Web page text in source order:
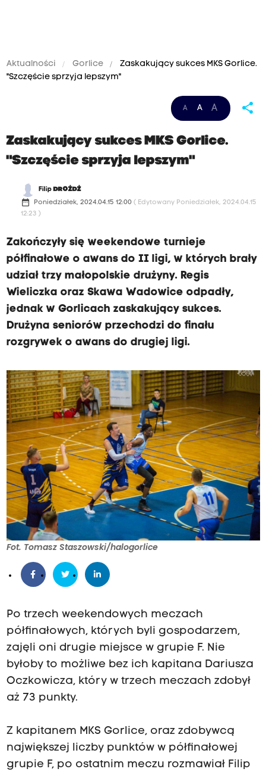
Aktualności Gorlice
Zaskakujący sukces MKS Gorlice.
"Szczęście sprzyja lepszym"
A A A share
Zaskakujący sukces MKS Gorlice.
"Szczęście sprzyja lepszym"
Filip DROŻDŻ
date_range Poniedziałek, 2024.04.15 12:00 ( Edytowany Poniedziałek, 2024.04.15
12:23 )
Zakończyły się weekendowe turnieje
półfinałowe o awans do II ligi, w których brały
udział trzy małopolskie drużyny. Regis
Wieliczka oraz Skawa Wadowice odpadły,
jednak w Gorlicach zaskakujący sukces.
Drużyna seniorów przechodzi do finału
rozgrywek o awans do drugiej ligi.
Fot. Tomasz Staszowski/halogorlice
Po trzech weekendowych meczach
półfinałowych, których byli gospodarzem,
zajęli oni drugie miejsce w grupie F. Nie
byłoby to możliwe bez ich kapitana Dariusza
Oczkowicza, który w trzech meczach zdobył
aż 73 punkty.
Z kapitanem MKS Gorlice, oraz zdobywcą
największej liczby punktów w półfinałowej
grupie F, po ostatnim meczu rozmawiał Filip